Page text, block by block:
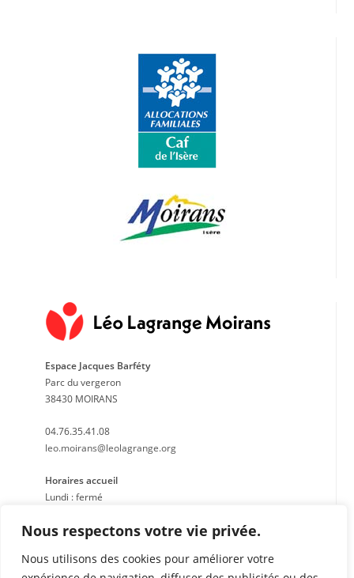
Nous respectons votre vie privée.
Nous utilisons des cookies pour améliorer votre
Espace Jacques Barféty
Parc du vergeron
38430 MOIRANS
04.76.35.41.08
leo.moirans@leolagrange.org
Horaires accueil
Lundi : fermé
Mercredi : 9h à 12h 14h à 18h
Vendredi : fermé le matin – 14h à 17h